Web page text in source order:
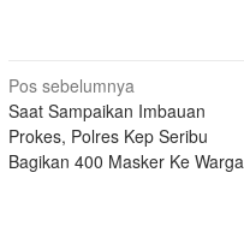
Navigasi
pos
Pos sebelumnya
Saat Sampaikan Imbauan
Prokes, Polres Kep Seribu
Bagikan 400 Masker Ke Warga